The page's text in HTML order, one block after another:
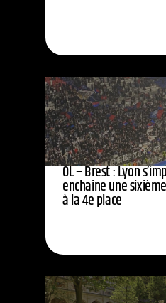
OL – Brest : Lyon
enchaîne une
à la 4e place